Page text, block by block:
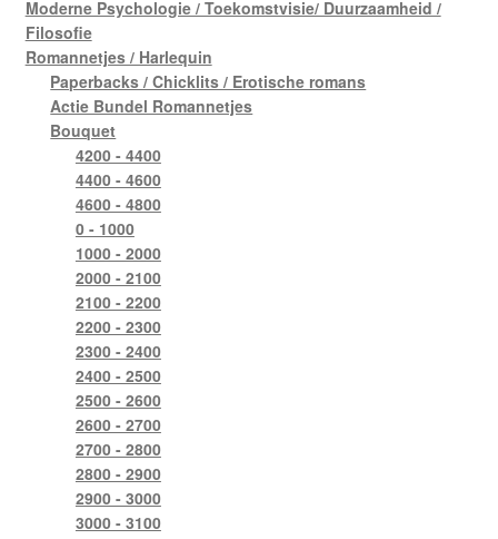
Moderne Psychologie / Toekomstvisie/ Duurzaamheid /
Filosofie
Romannetjes / Harlequin
Paperbacks / Chicklits / Erotische romans
Actie Bundel Romannetjes
Bouquet
4200 - 4400
4400 - 4600
4600 - 4800
0 - 1000
1000 - 2000
2000 - 2100
2100 - 2200
2200 - 2300
2300 - 2400
2400 - 2500
2500 - 2600
2600 - 2700
2700 - 2800
2800 - 2900
2900 - 3000
3000 - 3100